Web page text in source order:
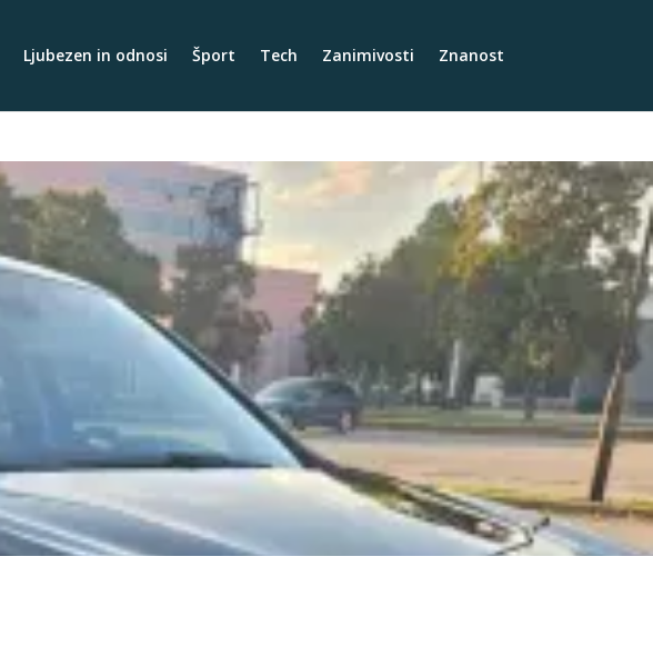
Ljubezen in odnosi Šport Tech Zanimivosti Znanost